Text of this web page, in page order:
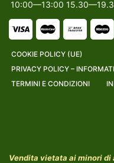
10:00—13:00
COOKIE POLICY (UE)
PRIVACY POLICY –
TERMINI E CONDIZIONI
Vendita vietata ai minori di